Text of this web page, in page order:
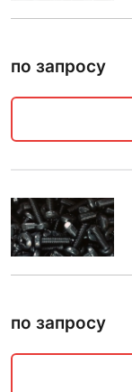
по запросу
по запросу